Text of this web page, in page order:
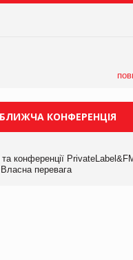
КОНФЕРЕНЦІЯ
конференції
перевага